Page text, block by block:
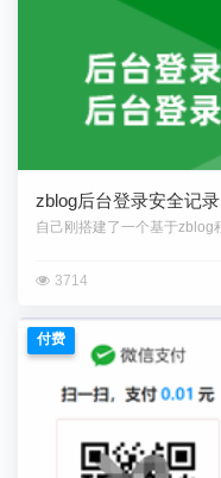
zblog后台登录安全记录
3714
付费